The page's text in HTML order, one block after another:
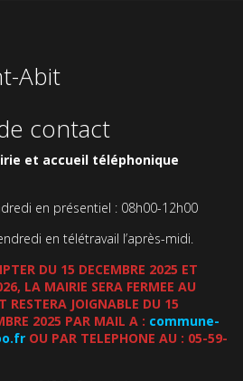
Abit
contact
et accueil téléphonique
en présentiel : 08h00-12h00
en télétravail l’après-midi.
DU 15 DECEMBRE 2025 ET
LA MAIRIE SERA FERMEE AU
RESTERA JOIGNABLE DU 15
2025 PAR MAIL A : commune-
OU PAR TELEPHONE AU : 05-59-